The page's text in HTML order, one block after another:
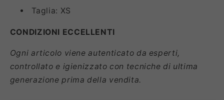
Taglia: XS
CONDIZIONI ECCELLENTI
Ogni articolo viene autenticato da esperti,
controllato e igienizzato con tecniche di ultima
generazione prima della vendita.